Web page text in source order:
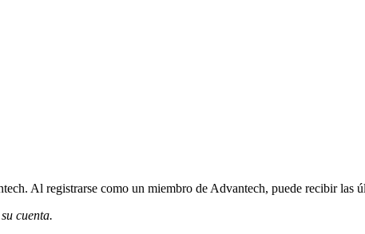
Al registrarse como un miembro de Advantech, puede recibir las
cuenta.